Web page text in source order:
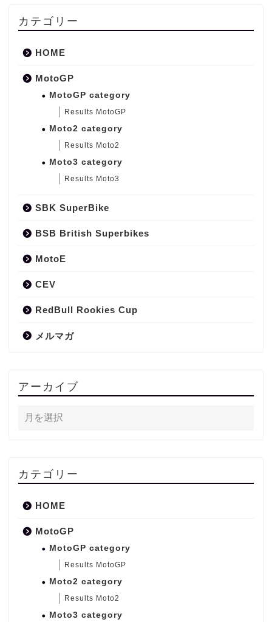
カテゴリー
HOME
MotoGP
MotoGP category
Results MotoGP
Moto2 category
Results Moto2
Moto3 category
Results Moto3
SBK SuperBike
BSB British Superbikes
MotoE
CEV
RedBull Rookies Cup
メルマガ
アーカイブ
カテゴリー
HOME
MotoGP
MotoGP category
Results MotoGP
Moto2 category
Results Moto2
Moto3 category